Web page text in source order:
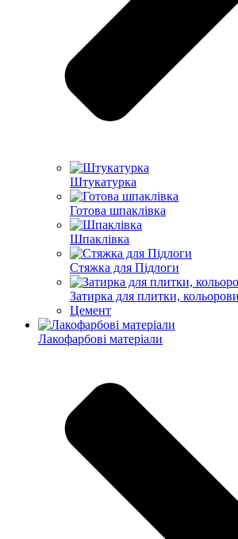
Штукатурка
Готова шпаклівка
Шпаклівка
Стяжка для Підлоги
Затирка для плитки,
Цемент
Лакофарбові матеріали